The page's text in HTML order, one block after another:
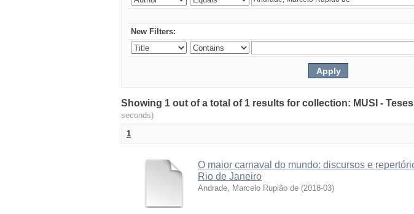
New Filters:
Showing 1 out of a total of 1 results for collection: MUSI -
seconds)
1
O maior carnaval do mundo: discursos e
Rio de Janeiro
Andrade, Marcelo Rupião de (2018-03)